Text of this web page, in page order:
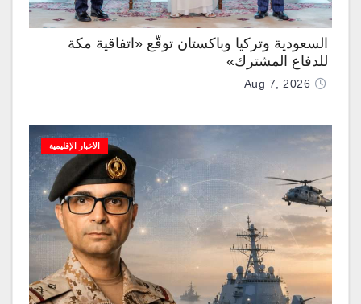
السعودية وتركيا وباكستان توقّع «اتفاقية مكة
للدفاع المشترك»
Aug 7, 2026
الأخبار الإقليمية